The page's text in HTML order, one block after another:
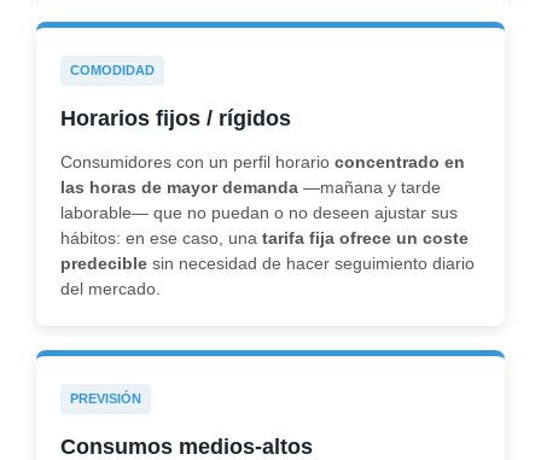
COMODIDAD
Horarios fijos / rígidos
Consumidores con un perfil horario concentrado en
las horas de mayor demanda —mañana y tarde
laborable— que no puedan o no deseen ajustar sus
hábitos: en ese caso, una tarifa fija ofrece un coste
predecible sin necesidad de hacer seguimiento diario
del mercado.
PREVISIÓN
Consumos medios-altos